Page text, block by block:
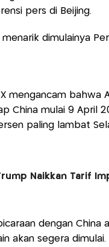
pers di Beijing.
dimulainya
mengancam bahwa
China mulai 9 April
paling lambat
Naikkan Tarif
dengan China
akan segera dimulai.